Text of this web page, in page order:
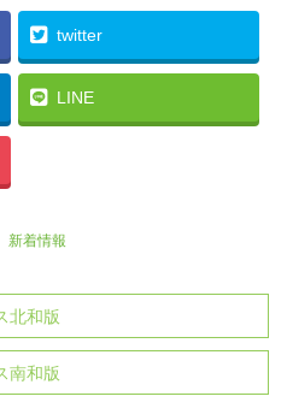
twitter
LINE
新着情報
北和版
南和版